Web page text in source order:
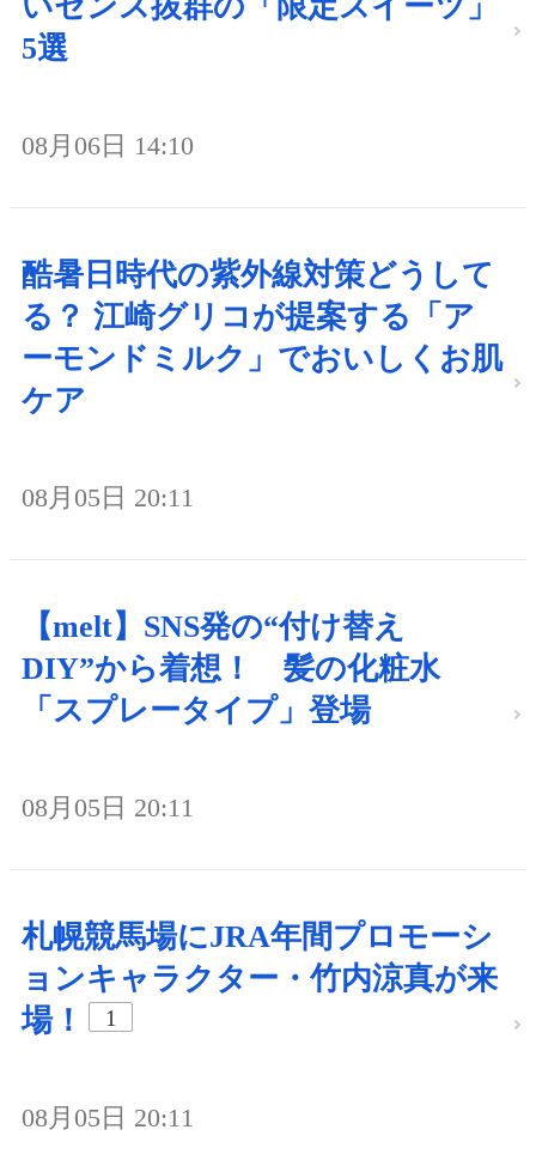
いセンス抜群の「限定スイーツ」
5選
08月06日 14:10
酷暑日時代の紫外線対策どうして
る？ 江崎グリコが提案する「ア
ーモンドミルク」でおいしくお肌
ケア
08月05日 20:11
【melt】SNS発の“付け替え
DIY”から着想！ 髪の化粧水
「スプレータイプ」登場
08月05日 20:11
札幌競馬場にJRA年間プロモーシ
ョンキャラクター・竹内涼真が来
場！
1
08月05日 20:11